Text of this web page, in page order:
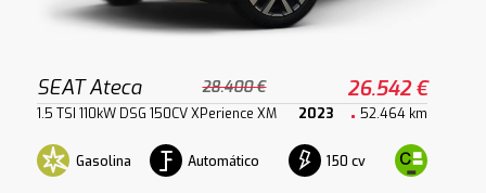
SEAT Ateca 28.400 € 26.542 €
1.5 TSI 110kW DSG 150CV XPerience XM 2023 52.464 km
Gasolina Automático 150 cv